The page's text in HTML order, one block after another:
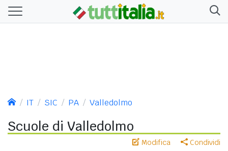
IT SIC PA Valledolmo
Scuole di Valledolmo
Modifica Condividi